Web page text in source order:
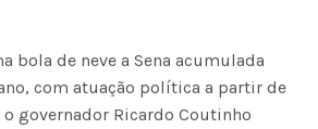
bola de neve a Sena acumulada
com atuação política a partir de
o governador Ricardo Coutinho